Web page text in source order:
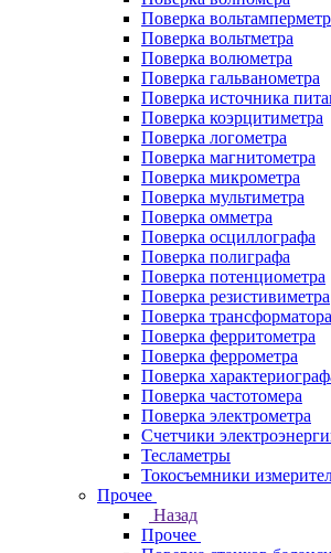
Поверка
Поверка вольтметра
Поверка волюметра
Поверка гальванометра
Поверка источника
Поверка коэрцитиметра
Поверка логометра
Поверка магнитометра
Поверка микрометра
Поверка мультиметра
Поверка омметра
Поверка осциллографа
Поверка полиграфа
Поверка потенциометра
Поверка резистивиметра
Поверка трансформатора
Поверка ферритометра
Поверка феррометра
Поверка
Поверка частотомера
Поверка электрометра
Счетчики
Тесламетры
Токосъемники
Прочее
Назад
Прочее